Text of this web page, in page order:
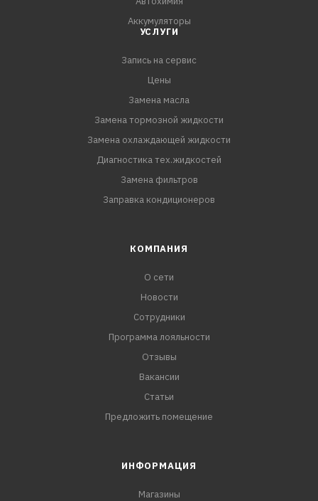
Аккумуляторы
УСЛУГИ
Запись на сервис
Цены
Замена масла
Замена тормозной жидкости
Замена охлаждающей жидкости
Диагностика тех.жидкостей
Замена фильтров
Заправка кондиционеров
КОМПАНИЯ
О сети
Новости
Сотрудники
Программа лояльности
Отзывы
Вакансии
Статьи
Предложить помещение
ИНФОРМАЦИЯ
Магазины